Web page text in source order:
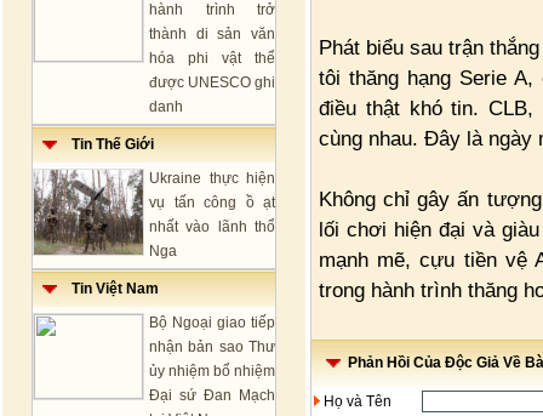
hành trình trở
thành di sản văn
hóa phi vật thể
được UNESCO ghi
danh
Tin Thế Giới
Ukraine thực hiện
vụ tấn công ồ ạt
nhất vào lãnh thổ
Nga
Tin Việt Nam
Bộ Ngoại giao tiếp
nhận bản sao Thư
ủy nhiệm bổ nhiệm
Đại sứ Đan Mạch
Phát biểu sau trận
tôi thăng hạng Serie
điều thật khó tin.
cùng nhau. Đây là ngày
Không chỉ gây ấn
lối chơi hiện đại và
mạnh mẽ, cựu tiền vệ
trong hành trình thăng
Phản Hồi Của Độc Giả Về
Họ và Tên